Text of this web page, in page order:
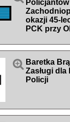
okazji 45-
PCK przy
 Baretka
Zasługi
Policji